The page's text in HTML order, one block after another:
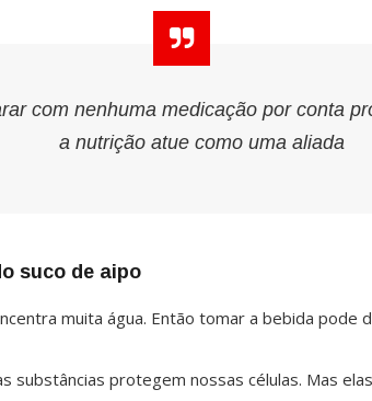
com nenhuma medicação por conta
a nutrição atue como uma aliada
suco de aipo
muita água. Então tomar a bebida pode
substâncias protegem nossas células. Mas